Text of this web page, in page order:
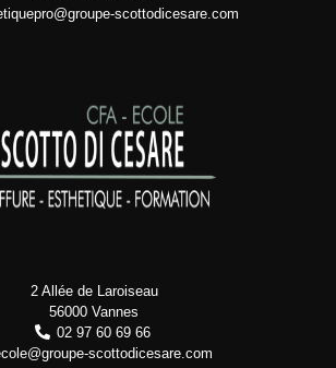
scottodicesare.com
2 Allée de Laroiseau
56000 Vannes
02 97 60 69 66
scottodicesare.com